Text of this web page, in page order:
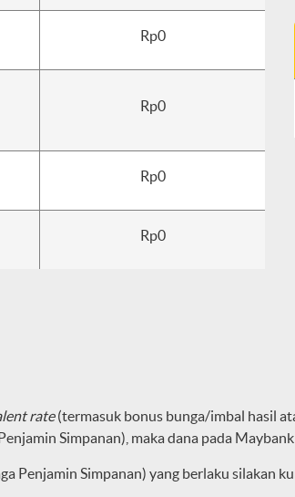
Rp0
Rp0
Rp0
Rp0
rate(termasuk bonus bunga/imbal hasil
Simpanan), maka dana pada
Penjamin Simpanan) yang berlaku silakan